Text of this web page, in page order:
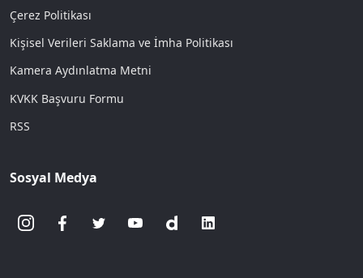
Çerez Politikası
Kişisel Verileri Saklama ve İmha Politikası
Kamera Aydınlatma Metni
KVKK Başvuru Formu
RSS
Sosyal Medya